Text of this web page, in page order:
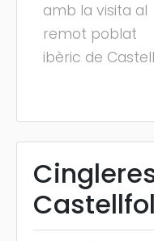
amb la visita al
remot poblat
ibèric de